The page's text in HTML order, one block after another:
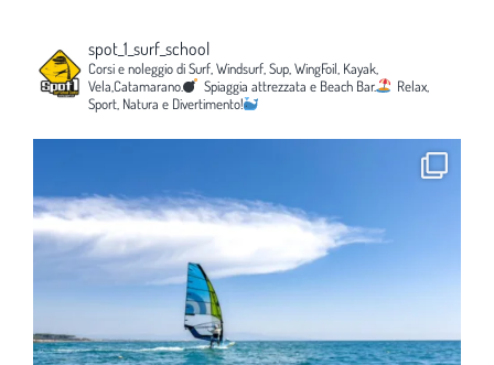
spot_1_surf_school
Corsi e noleggio di Surf, Windsurf, Sup, WingFoil, Kayak,
Vela,Catamarano.
Spiaggia attrezzata e Beach Bar.
Relax,
Sport, Natura e Divertimento!